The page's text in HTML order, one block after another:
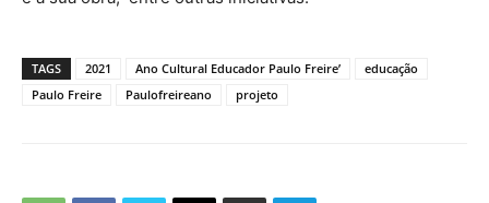
TAGS 2021 Ano Cultural Educador Paulo Freire’
educação
Paulo Freire
Paulofreireano projeto